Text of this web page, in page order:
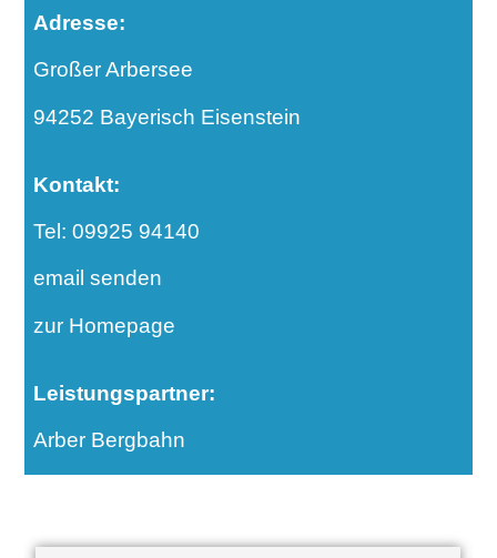
Adresse:
Großer Arbersee
94252 Bayerisch Eisenstein
Kontakt:
Tel: 09925 94140
email senden
zur Homepage
Leistungspartner:
Arber Bergbahn